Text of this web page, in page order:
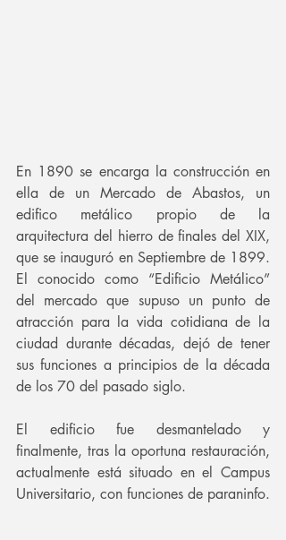
En 1890 se encarga la construcción en
ella de un Mercado de Abastos, un
edifico metálico propio de la
arquitectura del hierro de finales del XIX,
que se inauguró en Septiembre de 1899.
El conocido como “Edificio Metálico”
del mercado que supuso un punto de
atracción para la vida cotidiana de la
ciudad durante décadas, dejó de tener
sus funciones a principios de la década
de los 70 del pasado siglo.
El edificio fue desmantelado y
finalmente, tras la oportuna restauración,
actualmente está situado en el Campus
Universitario, con funciones de paraninfo.